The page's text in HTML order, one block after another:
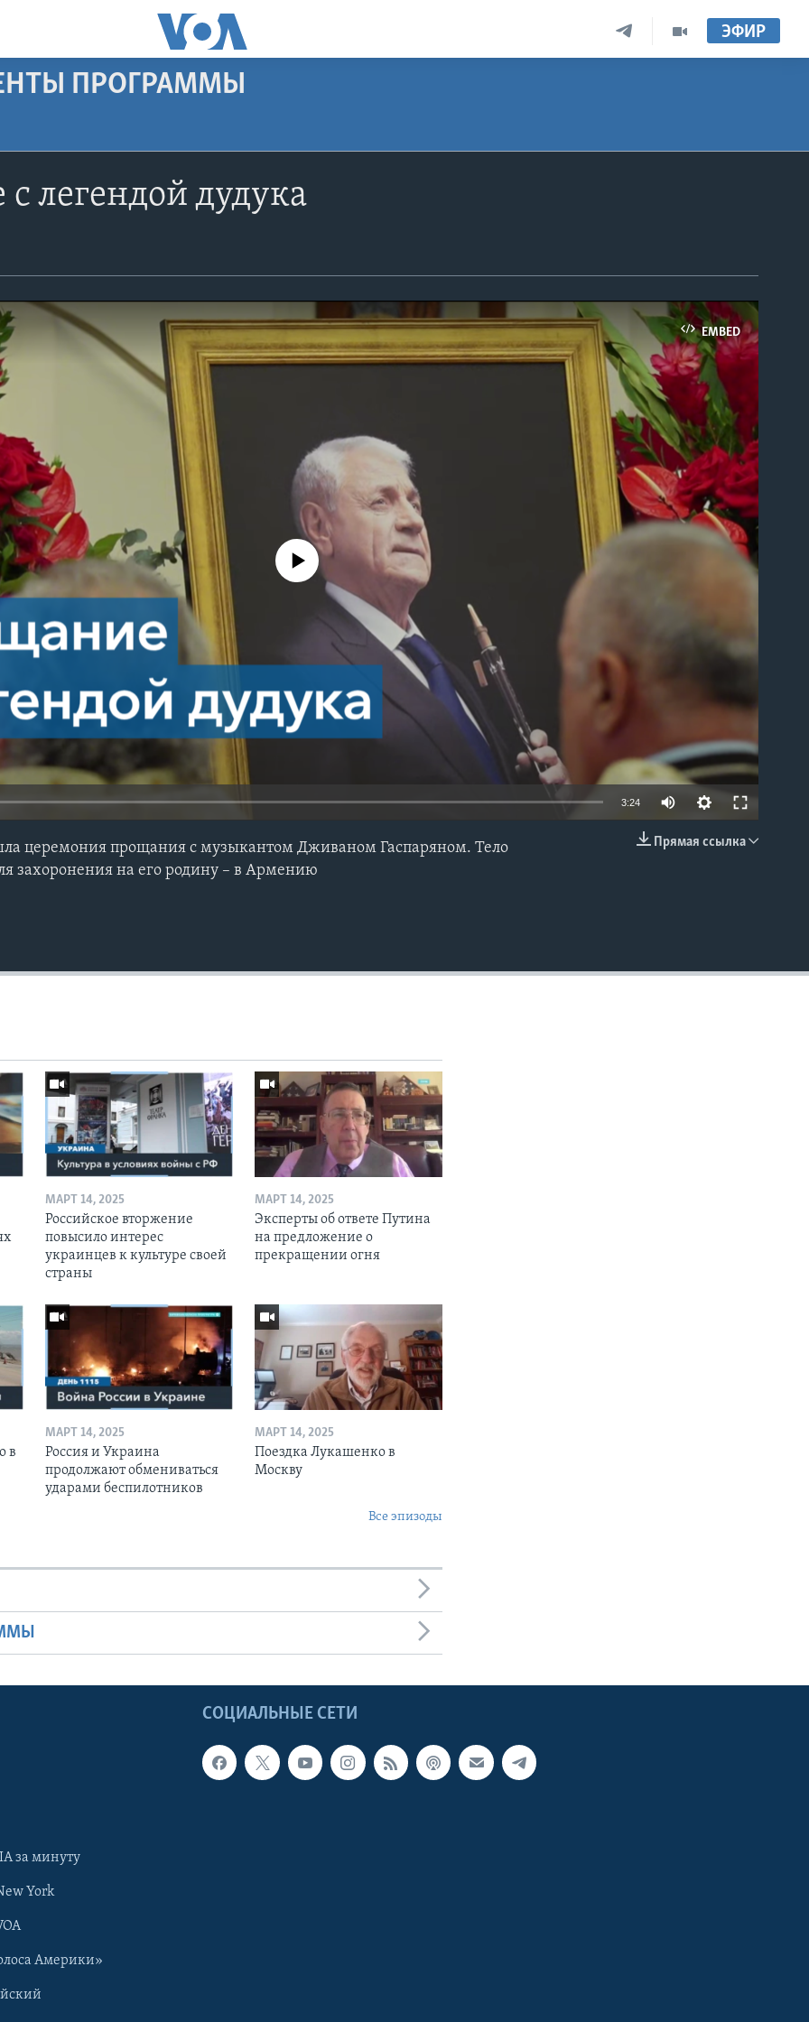
ЭФИР
ПРОГРАММЫ
легендой дудука
EMBED
No media source currently available
3:24
Прямая ссылка
церемония прощания с музыкантом Дживаном Гаспаряном. Тело
захоронения на его родину – в Армению
МАРТ 14, 2025
Российское вторжение
повысило интерес
украинцев к культуре своей
страны
МАРТ 14, 2025
Эксперты об ответе Путина
на предложение о
прекращении огня
в
МАРТ 14, 2025
Россия и Украина
продолжают обмениваться
ударами беспилотников
МАРТ 14, 2025
Поездка Лукашенко в
Москву
Все эпизоды
СОЦИАЛЬНЫЕ СЕТИ
за минуту
York
Америки»